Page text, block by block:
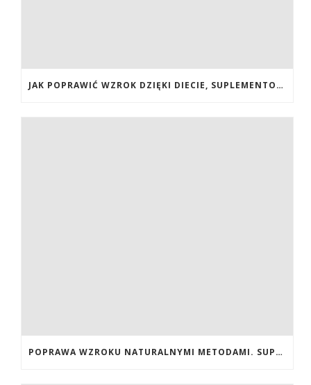
JAK POPRAWIĆ WZROK DZIĘKI DIECIE, SUPLEMENTOM BOGATYM W ANTYOKSYDANTY I WITAMINY. JAK POPRAWIĆ WZROK? DIETA NA LEPSZY WZROK. LUTEINA NA WZROK. WITAMINY NA WZROK.
POPRAWA WZROKU NATURALNYMI METODAMI. SUPLEMENTY CALIVITA NA POPRAWĘ WZROKU